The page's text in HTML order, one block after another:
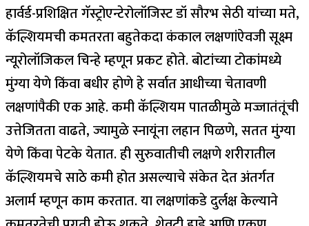
हार्वर्ड-प्रशिक्षित गॅस्ट्रोएन्टेरोलॉजिस्ट डॉ सौरभ सेठी यांच्या मते,
कॅल्शियमची कमतरता बहुतेकदा कंकाल लक्षणांऐवजी सूक्ष्म
न्यूरोलॉजिकल चिन्हे म्हणून प्रकट होते. बोटांच्या टोकांमध्ये
मुंग्या येणे किंवा बधीर होणे हे सर्वात आधीच्या चेतावणी
लक्षणांपैकी एक आहे. कमी कॅल्शियम पातळीमुळे मज्जातंतूंची
उत्तेजितता वाढते, ज्यामुळे स्नायूंना लहान पिळणे, सतत मुंग्या
येणे किंवा पेटके येतात. ही सुरुवातीची लक्षणे शरीरातील
कॅल्शियमचे साठे कमी होत असल्याचे संकेत देत अंतर्गत
अलार्म म्हणून काम करतात. या लक्षणांकडे दुर्लक्ष केल्याने